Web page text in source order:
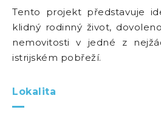
Tento projekt představuje
klidný rodinný život,
nemovitosti v jedné z
istrijském pobřeží.
Lokalita